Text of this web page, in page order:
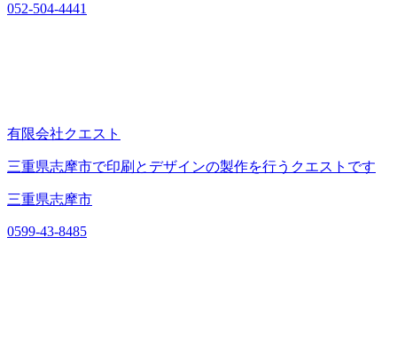
052-504-4441
有限会社クエスト
三重県志摩市で印刷とデザインの製作を行うクエストです
三重県志摩市
0599-43-8485